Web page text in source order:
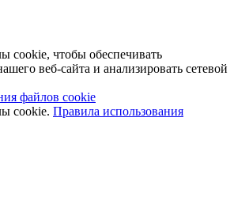
cookie, чтобы обеспечивать
веб-сайта и анализировать сетевой
файлов cookie
cookie. Правила использования